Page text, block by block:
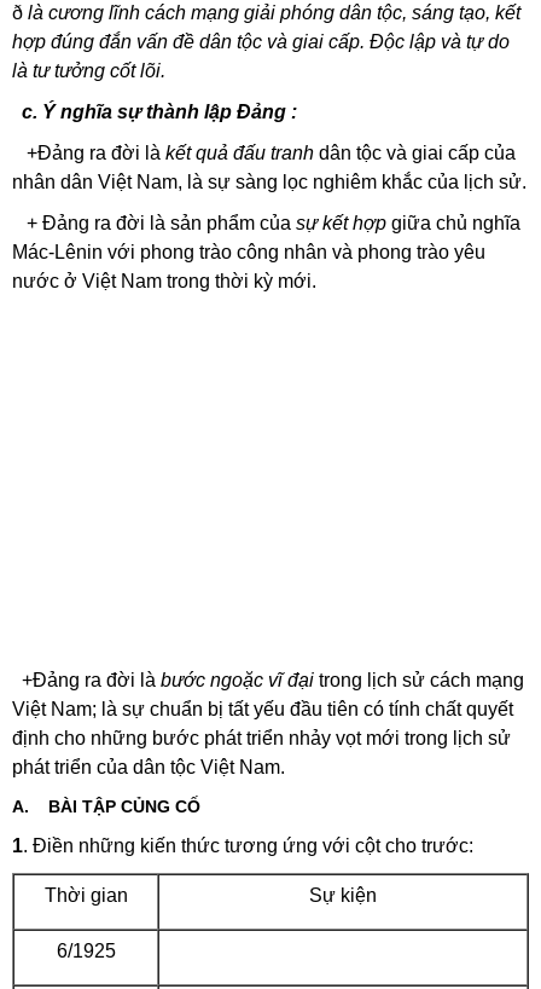
ð là cương lĩnh cách mạng giải phóng dân tộc, sáng tạo, kết
hợp đúng đắn vấn đề dân tộc và giai cấp. Độc lập và tự do
là tư tưởng cốt lõi.
c. Ý nghĩa sự thành lập Đảng :
+Đảng ra đời là kết quả đấu tranh dân tộc và giai cấp của
nhân dân Việt Nam, là sự sàng lọc nghiêm khắc của lịch sử.
+ Đảng ra đời là sản phẩm của sự kết hợp giữa chủ nghĩa
Mác-Lênin với phong trào công nhân và phong trào yêu
nước ở Việt Nam trong thời kỳ mới.
+Đảng ra đời là bước ngoặc vĩ đại trong lịch sử cách mạng
Việt Nam; là sự chuẩn bị tất yếu đầu tiên có tính chất quyết
định cho những bước phát triển nhảy vọt mới trong lịch sử
phát triển của dân tộc Việt Nam.
A. BÀI TẬP CỦNG CỐ
1. Điền những kiến thức tương ứng với cột cho trước:
Thời gian Sự kiện
6/1925